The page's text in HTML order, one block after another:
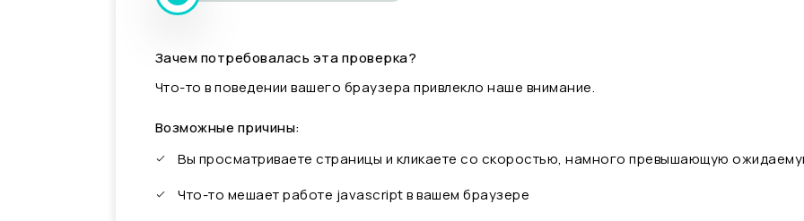
Зачем потребовалась эта проверка?
Что-то в поведении вашего браузера привлекло наше внимание.
Возможные причины:
Вы просматриваете страницы и кликаете со скоростью, намного превышающую
Что-то мешает работе javascript в вашем браузере